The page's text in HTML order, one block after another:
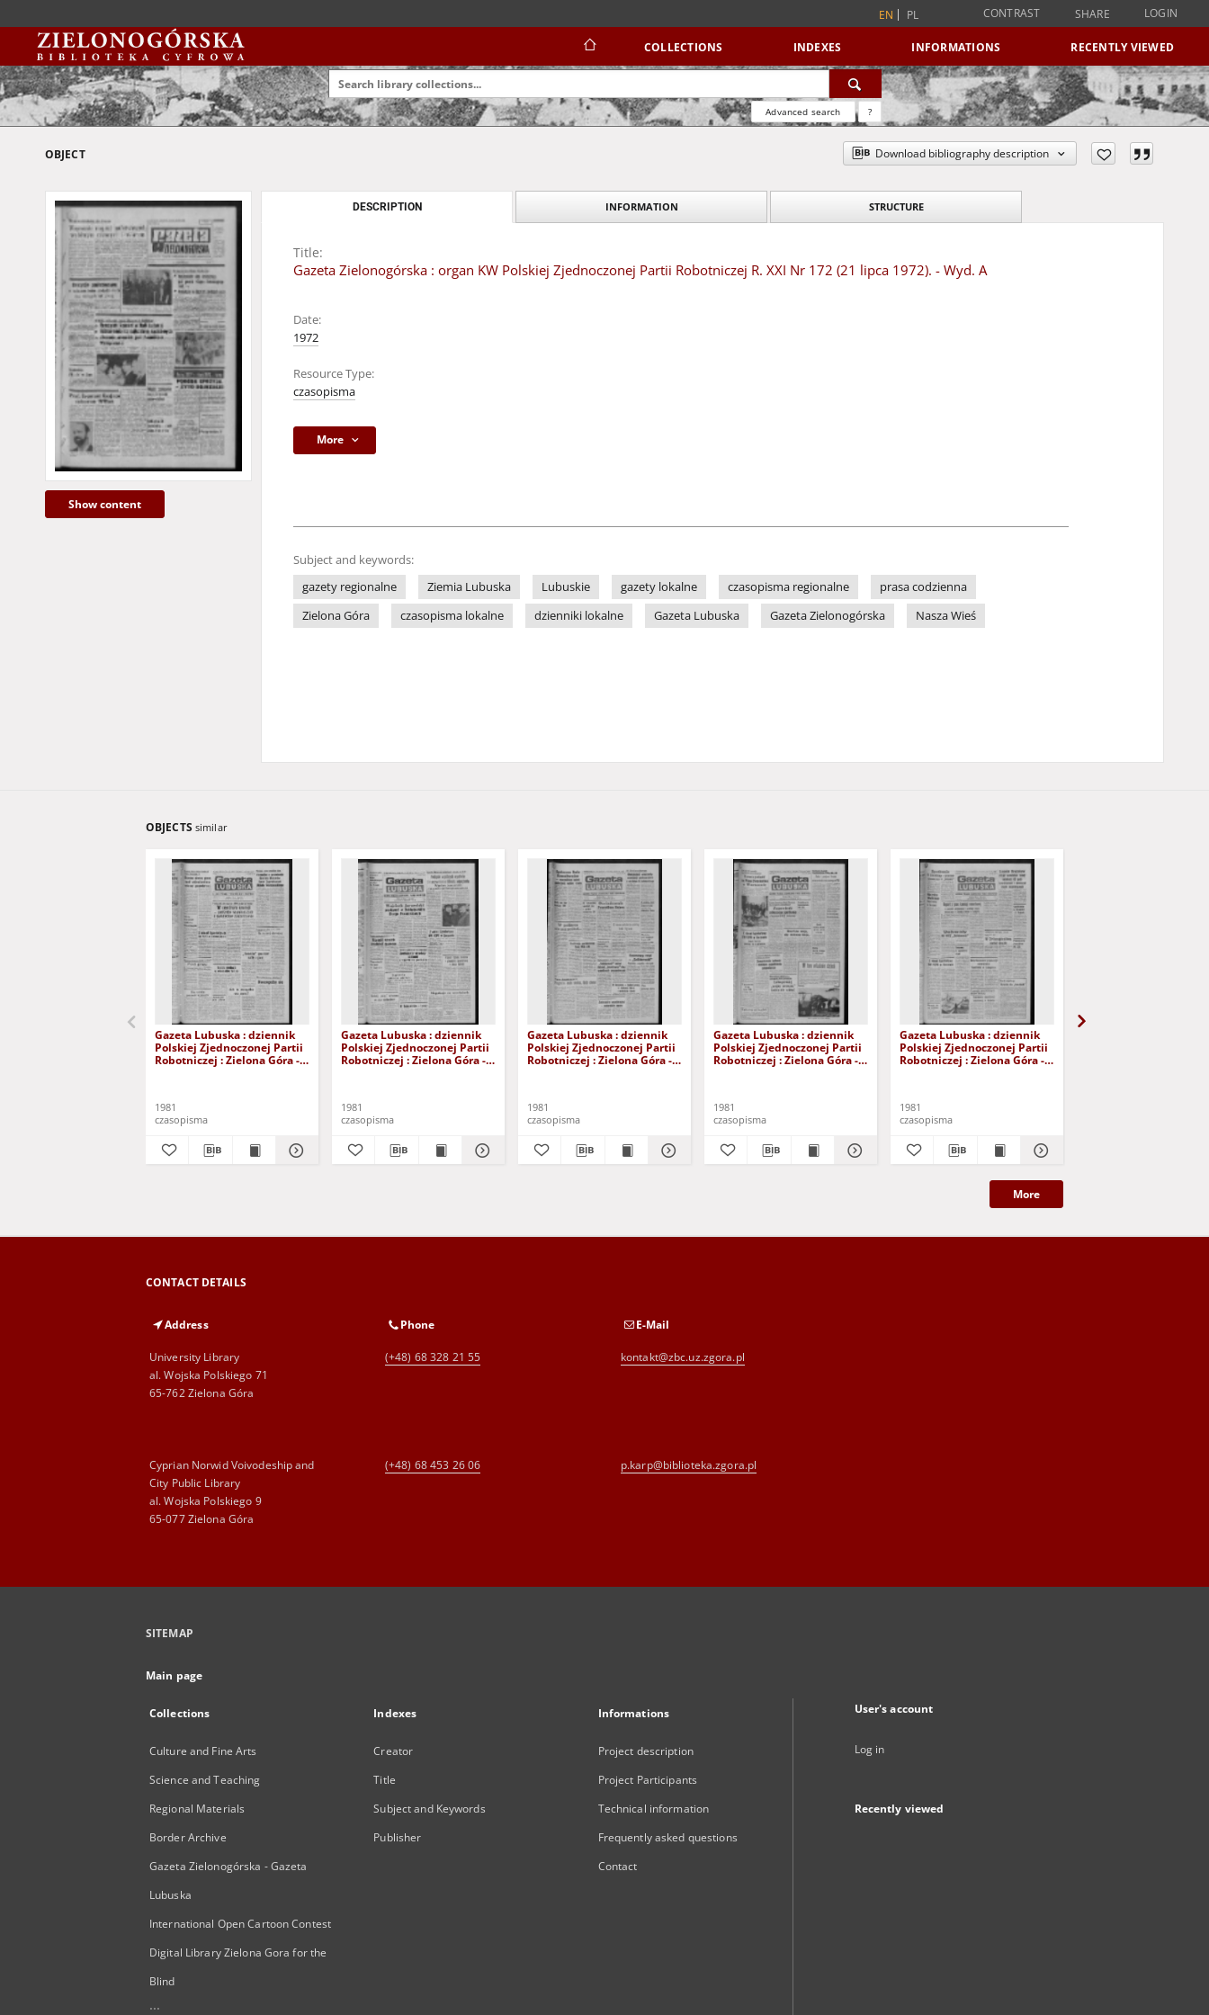
EN PL CONTRAST SHARE LOGIN
COLLECTIONS INDEXES INFORMATIONS RECENTLY VIEWED
Advanced search ?
OBJECT Download bibliography description
Show content
DESCRIPTION INFORMATION STRUCTURE
Title:
Gazeta Zielonogórska : organ KW Polskiej Zjednoczonej Partii Robotniczej R. XXI Nr 172 (21 lipca 1972). - Wyd. A
Date:
1972
Resource Type:
czasopisma
More
Subject and keywords:
gazety regionalne
Ziemia Lubuska Lubuskie gazety lokalne czasopisma regionalne
prasa codzienna
Zielona Góra
czasopisma lokalne dzienniki lokalne Gazeta Lubuska Gazeta Zielonogórska Nasza Wieś
OBJECTS similar
Gazeta Lubuska : dziennik
Polskiej Zjednoczonej Partii
Robotniczej : Zielona Góra -
1981
czasopisma
Gazeta Lubuska : dziennik
Polskiej Zjednoczonej Partii
Robotniczej : Zielona Góra -
1981
czasopisma
Gazeta Lubuska : dziennik
Polskiej Zjednoczonej Partii
Robotniczej : Zielona Góra -
1981
czasopisma
Gazeta Lubuska : dziennik
Polskiej Zjednoczonej Partii
Robotniczej : Zielona Góra -
1981
czasopisma
Gazeta Lubuska : dziennik
Polskiej Zjednoczonej Partii
Robotniczej : Zielona Góra -
1981
czasopisma
More
CONTACT DETAILS
Address
University Library
al. Wojska Polskiego 71
65-762 Zielona Góra
Phone
(+48) 68 328 21 55
E-Mail
kontakt@zbc.uz.zgora.pl
Cyprian Norwid Voivodeship and
City Public Library
al. Wojska Polskiego 9
65-077 Zielona Góra
(+48) 68 453 26 06 p.karp@biblioteka.zgora.pl
SITEMAP
Main page
Collections
Culture and Fine Arts
Science and Teaching
Regional Materials
Border Archive
Gazeta Zielonogórska - Gazeta
Lubuska
International Open Cartoon Contest
Digital Library Zielona Gora for the
Blind
...
Indexes
Creator
Title
Subject and Keywords
Publisher
Informations
Project description
Project Participants
Technical information
Frequently asked questions
Contact
User's account
Log in
Recently viewed